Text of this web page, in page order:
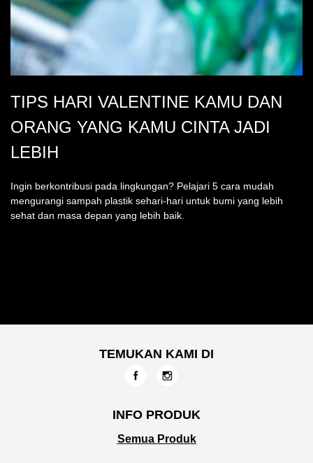
Ingin berkontribusi pada lingkungan? Pelajari 5 cara mudah
mengurangi sampah plastik sehari-hari untuk bumi yang lebih
sehat dan masa depan yang lebih baik.
TIPS HARI VALENTINE KAMU DAN
ORANG YANG KAMU CINTA JADI
LEBIH
TEMUKAN KAMI DI
INFO PRODUK
Semua Produk